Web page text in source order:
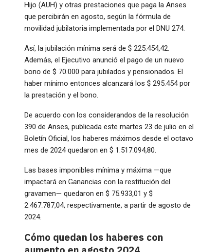
Hijo (AUH) y otras prestaciones que paga la Anses
que percibirán en agosto, según la fórmula de
movilidad jubilatoria implementada por el DNU 274.
Así, la jubilación mínima será de $ 225.454,42.
Además, el Ejecutivo anunció el pago de un nuevo
bono de $ 70.000 para jubilados y pensionados. El
haber mínimo entonces alcanzará los $ 295.454 por
la prestación y el bono.
De acuerdo con los considerandos de la resolución
390 de Anses, publicada este martes 23 de julio en el
Boletín Oficial, los haberes máximos desde el octavo
mes de 2024 quedaron en $ 1.517.094,80.
Las bases imponibles mínima y máxima —que
impactará en Ganancias con la restitución del
gravamen— quedaron en $ 75.933,01 y $
2.467.787,04, respectivamente, a partir de agosto de
2024.
Cómo quedan los haberes con